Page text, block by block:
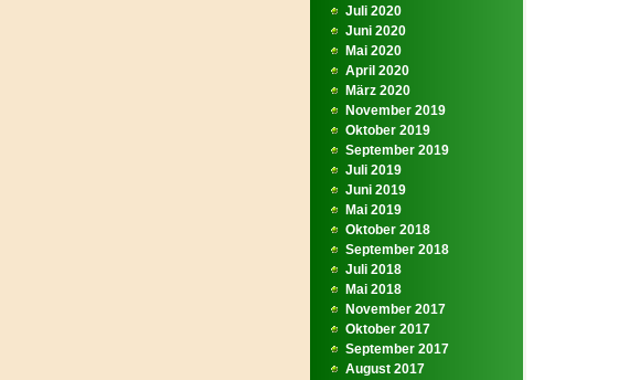
Juli 2020
Juni 2020
Mai 2020
April 2020
März 2020
November 2019
Oktober 2019
September 2019
Juli 2019
Juni 2019
Mai 2019
Oktober 2018
September 2018
Juli 2018
Mai 2018
November 2017
Oktober 2017
September 2017
August 2017